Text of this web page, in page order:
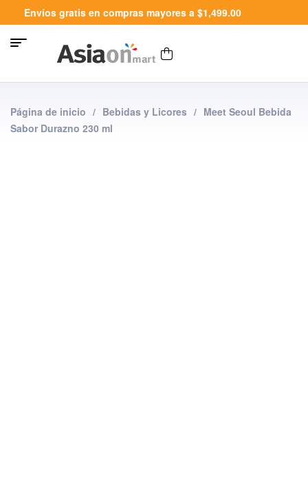
Envíos gratis en compras mayores a $1,499.00
Página de inicio / Bebidas y Licores / Meet Seoul Bebida
Sabor Durazno 230 ml